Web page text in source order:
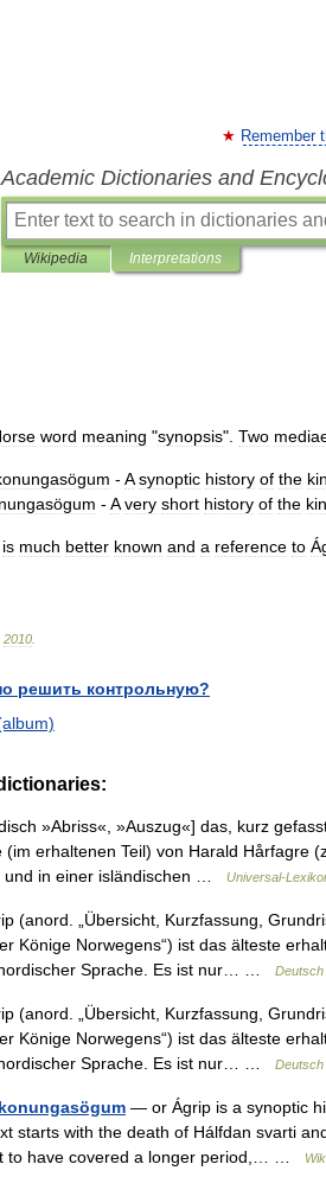
Remember
Academic Dictionaries and
Wikipedia Interpretations
word meaning "synopsis". Two
- A synoptic history of the
- A very short history of the
is much better known and a reference to
2010
решить контрольную?
»Abriss«, »Auszug«] das, kurz
(im erhaltenen Teil) von Harald Hårfagre
und in einer isländischen …
Universal-
(anord. „Übersicht, Kurzfassung,
Könige Norwegens“) ist das älteste
Sprache. Es ist nur… …
Deutsch
(anord. „Übersicht, Kurzfassung,
Könige Norwegens“) ist das älteste
Sprache. Es ist nur… …
Deutsch
— or Ágrip is a synoptic
starts with the death of Hálfdan svarti
to have covered a longer period,… …